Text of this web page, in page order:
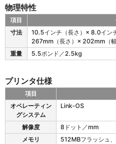
物理特性
6
物
特
項目
寸法
10.5インチ（長さ）× 8.0イン
267mm（長さ）× 202mm（
重量
5.5ポンド／2.5kg
プリンタ仕様
6
項目
オペレーティン
グシステム
Link-OS
解像度
8ドット／mm
メモリ
512MBフラッシュ